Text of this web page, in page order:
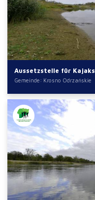
Aussetzstelle für Kajaks
Gemeinde: Krosno Odrzańskie